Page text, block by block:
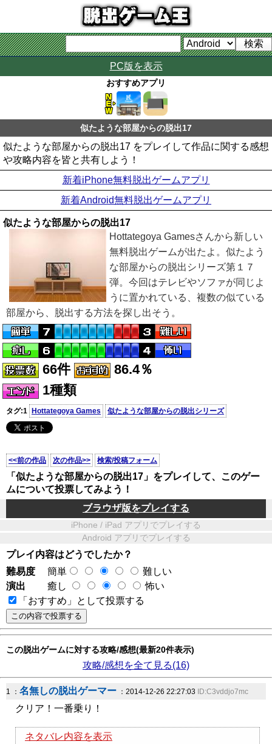
PC版を表示
おすすめアプリ
似たような部屋からの脱出17
似たような部屋からの脱出17 をプレイして作品に関する感想
や攻略内容を皆と共有しよう！
新着iPhone無料脱出ゲームアプリ
新着Android無料脱出ゲームアプリ
似たような部屋からの脱出17
Hottategoya Gamesさんから新しい
無料脱出ゲームが出たよ。似たよう
な部屋からの脱出シリーズ第１７
弾。今回はテレビやソファが同じよ
うに置かれている、複数の似ている
部屋から、脱出する方法を探し出そう。
66件
86.4％
1種類
タグ:1 Hottategoya Games 似たような部屋からの脱出シリーズ
<<前の作品 次の作品>> 検索/投稿フォーム
「似たような部屋からの脱出17」をプレイして、このゲー
ムについて投票してみよう！
ブラウザ版をプレイする
iPhone / iPad アプリでプレイする
Android アプリでプレイする
プレイ内容はどうでしたか？
難易度
簡単
難しい
演出
癒し
怖い
「おすすめ」として投票する
この脱出ゲームに対する攻略/感想(最新20件表示)
攻略/感想を全て見る(16)
1 ： 名無しの脱出ゲーマー ：2014-12-26 22:27:03 ID:C3vddjo7mc
クリア！一番乗り！
ネタバレ内容を表示